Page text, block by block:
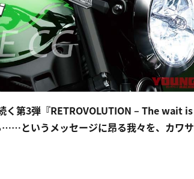
く第3弾『RETROVOLUTION – The wait is
というメッセージに昂る我々を、カワサ